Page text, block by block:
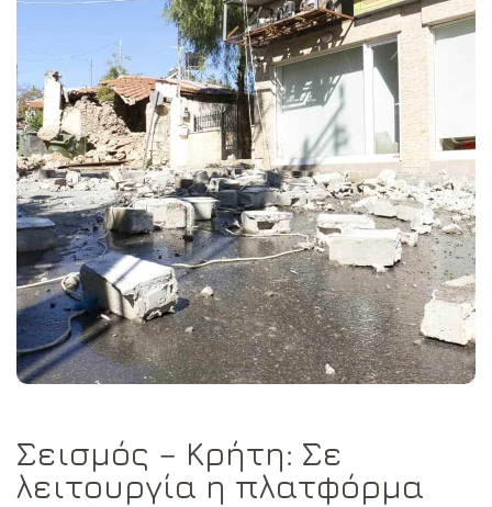
Σεισμός – Κρήτη: Σε
λειτουργία η πλατφόρμα